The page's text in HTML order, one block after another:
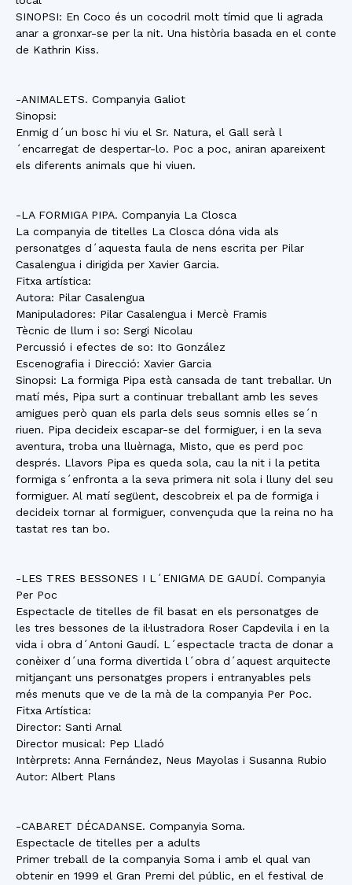
SINOPSI: En Coco és un cocodril molt tímid que li agrada
anar a gronxar-se per la nit. Una història basada en el conte
de Kathrin Kiss.
-ANIMALETS. Companyia Galiot
Sinopsi:
Enmig d´un bosc hi viu el Sr. Natura, el Gall serà l
´encarregat de despertar-lo. Poc a poc, aniran apareixent
els diferents animals que hi viuen.
-LA FORMIGA PIPA. Companyia La Closca
La companyia de titelles La Closca dóna vida als
personatges d´aquesta faula de nens escrita per Pilar
Casalengua i dirigida per Xavier Garcia.
Fitxa artística:
Autora: Pilar Casalengua
Manipuladores: Pilar Casalengua i Mercè Framis
Tècnic de llum i so: Sergi Nicolau
Percussió i efectes de so: Ito González
Escenografia i Direcció: Xavier Garcia
Sinopsi: La formiga Pipa està cansada de tant treballar. Un
matí més, Pipa surt a continuar treballant amb les seves
amigues però quan els parla dels seus somnis elles se´n
riuen. Pipa decideix escapar-se del formiguer, i en la seva
aventura, troba una lluèrnaga, Misto, que es perd poc
després. Llavors Pipa es queda sola, cau la nit i la petita
formiga s´enfronta a la seva primera nit sola i lluny del seu
formiguer. Al matí següent, descobreix el pa de formiga i
decideix tornar al formiguer, convençuda que la reina no ha
tastat res tan bo.
-LES TRES BESSONES I L´ENIGMA DE GAUDÍ. Companyia
Per Poc
Espectacle de titelles de fil basat en els personatges de
les tres bessones de la il·lustradora Roser Capdevila i en la
vida i obra d´Antoni Gaudí. L´espectacle tracta de donar a
conèixer d´una forma divertida l´obra d´aquest arquitecte
mitjançant uns personatges propers i entranyables pels
més menuts que ve de la mà de la companyia Per Poc.
Fitxa Artística:
Director: Santi Arnal
Director musical: Pep Lladó
Intèrprets: Anna Fernández, Neus Mayolas i Susanna Rubio
Autor: Albert Plans
-CABARET DÉCADANSE. Companyia Soma.
Espectacle de titelles per a adults
Primer treball de la companyia Soma i amb el qual van
obtenir en 1999 el Gran Premi del públic, en el festival de